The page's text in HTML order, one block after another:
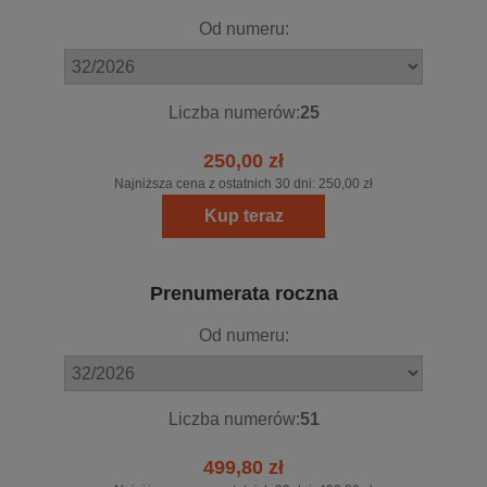
Od numeru:
Liczba numerów:25
250,00 zł
Najniższa cena z ostatnich 30 dni: 250,00 zł
Kup teraz
Prenumerata roczna
Od numeru:
Liczba numerów:51
499,80 zł